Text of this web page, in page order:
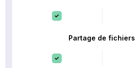
Partage de fichiers